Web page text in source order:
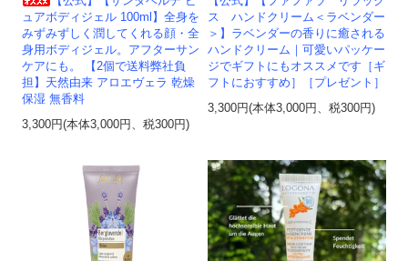
ュアボディジェル 100ml】全身を
みずみずしく潤してくれる顔・全
身用ボディジェル。アフターサン
ケアにも。 【2個で送料弊社負
担】天然由来 アロエヴェラ 乾燥
保湿 無香料
3,300円(本体3,000円、税300円)
ス ハンドクリーム＜ラベンダー
＞】ラベンダーの香りに癒される
ハンドクリーム｜可愛いパッケー
ジでギフトにもオススメです［ギ
フトにおすすめ］［プレゼント］
3,300円(本体3,000円、税300円)